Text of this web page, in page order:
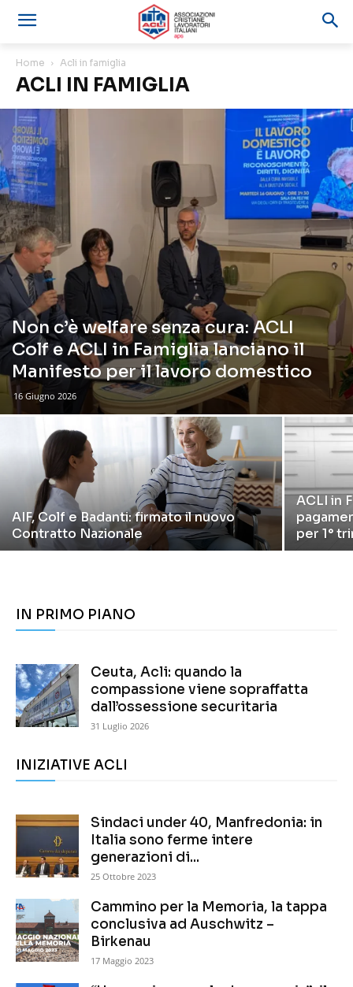
Home Acli in famiglia
ACLI IN FAMIGLIA
Non c’è welfare senza cura: ACLI
Colf e ACLI in Famiglia lanciano il
Manifesto per il lavoro domestico
16 Giugno 2026
AIF, Colf e Badanti: firmato il nuovo
Contratto Nazionale
ACLI in
per 1°
IN PRIMO PIANO
Ceuta, Acli: quando la
compassione viene sopraffatta
dall’ossessione securitaria
31 Luglio 2026
INIZIATIVE ACLI
Sindaci under 40, Manfredonia: in
Italia sono ferme intere
generazioni di...
25 Ottobre 2023
Cammino per la Memoria, la tappa
conclusiva ad Auschwitz –
Birkenau
17 Maggio 2023